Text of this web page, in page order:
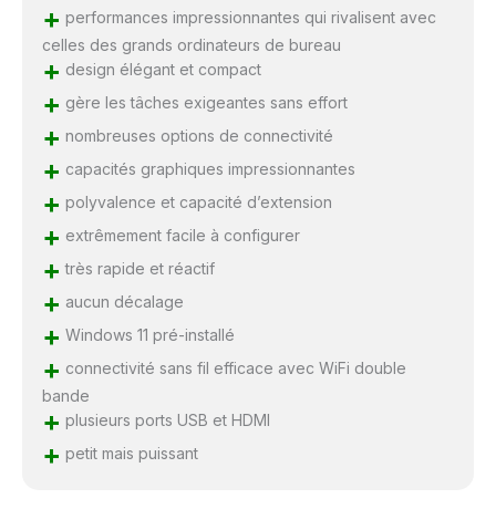
+ performances impressionnantes qui rivalisent avec
celles des grands ordinateurs de bureau
+ design élégant et compact
+ gère les tâches exigeantes sans effort
+ nombreuses options de connectivité
+ capacités graphiques impressionnantes
+ polyvalence et capacité d’extension
+ extrêmement facile à configurer
+ très rapide et réactif
+ aucun décalage
+ Windows 11 pré-installé
+ connectivité sans fil efficace avec WiFi double
bande
+ plusieurs ports USB et HDMI
+ petit mais puissant